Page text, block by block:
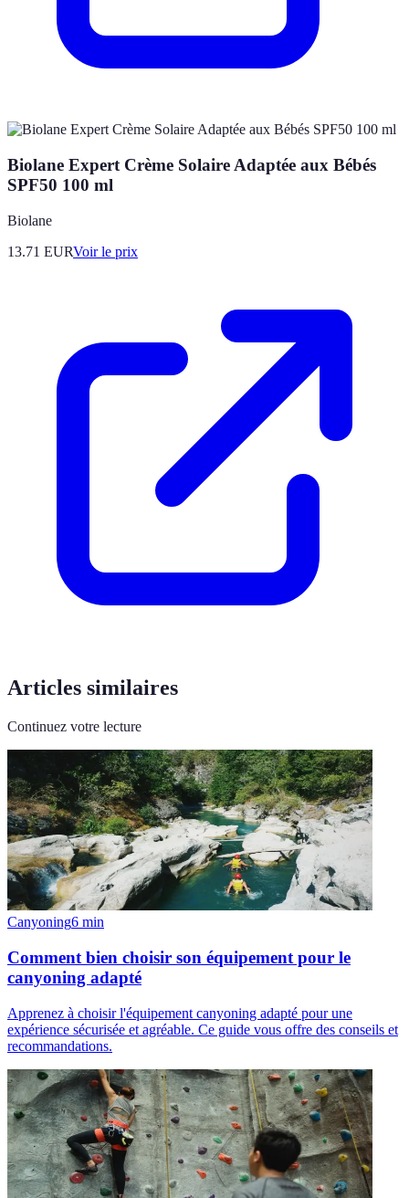
Biolane Expert Crème Solaire Adaptée aux Bébés
SPF50 100 ml
Biolane
13.71 EURVoir le prix
Articles similaires
Continuez votre lecture
Canyoning6 min
Comment bien choisir son équipement pour le
canyoning adapté
Apprenez à choisir l'équipement canyoning adapté pour une
expérience sécurisée et agréable. Ce guide vous offre des conseils et
recommandations.